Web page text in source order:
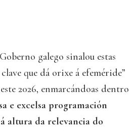
galego sinalou estas
que dá orixe á efeméride”
2026, enmarcándoas dentro
e excelsa programación
altura da relevancia do